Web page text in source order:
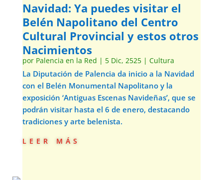
Navidad: Ya puedes visitar el
Belén Napolitano del Centro
Cultural Provincial y estos otros
Nacimientos
por Palencia en la Red | 5 Dic, 2525| Cultura
La Diputación de Palencia da inicio a la Navidad
con el Belén Monumental Napolitano y la
exposición ‘Antiguas Escenas Navideñas’, que se
podrán visitar hasta el 6 de enero, destacando
tradiciones y arte belenista.
leer más